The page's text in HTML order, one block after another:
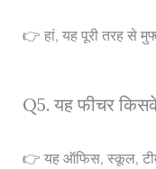
👉 हां, यह पूरी तरह से
Q5. यह फीचर
👉 यह ऑफिस, स्कूल,